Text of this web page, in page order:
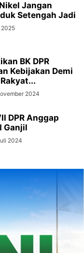
Jangan
Setengah Jadi
2025
BK DPR
Kebijakan Demi
2024
DPR Anggap
Ganjil
2024